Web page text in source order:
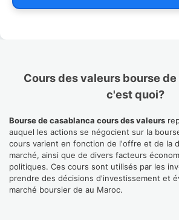
Cours des valeurs bourse
c'est quoi?
Bourse de casablanca cours des valeurs
auquel les actions se négocient sur la
cours varient en fonction de l'offre et de la
marché, ainsi que de divers facteurs
politiques. Ces cours sont utilisés par les
prendre des décisions d'investissement et
marché boursier de au Maroc.